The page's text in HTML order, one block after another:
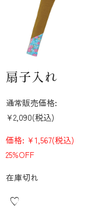
扇子入れ
通常販売価格:
¥2,090(税込)
価格: ¥1,567(税込)
25%OFF
在庫切れ